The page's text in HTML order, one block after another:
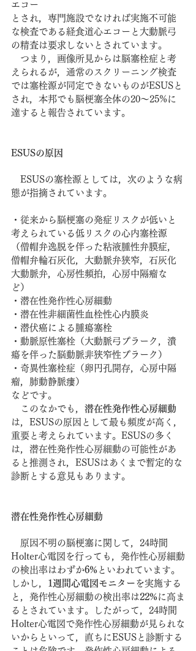
エコー
とされ，専門施設でなければ実施不可能
な検査である経食道心エコーと大動脈弓
の精査は要求しないとされています。
つまり，画像所見からは脳塞栓症と考
えられるが，通常のスクリーニング検査
では塞栓源が同定できないものがESUSと
され，本邦でも脳梗塞全体の20～25%に
達すると報告されています。
ESUSの原因
ESUSの塞栓源としては，次のような病
態が指摘されています。
・従来から脳梗塞の発症リスクが低いと
考えられている低リスクの心内塞栓源
（僧帽弁逸脱を伴った粘液腫性弁膜症，
僧帽弁輪石灰化，大動脈弁狭窄，石灰化
大動脈弁，心房性頻拍，心房中隔瘤な
ど）
・潜在性発作性心房細動
・潜在性非細菌性血栓性心内膜炎
・潜伏癌による腫瘍塞栓
・動脈原性塞栓（大動脈弓プラーク，潰
瘍を伴った脳動脈非狭窄性プラーク）
・奇異性塞栓症（卵円孔開存，心房中隔
瘤，肺動静脈瘻）
などです。
このなかでも， 潜在性発作性心房細動
は，ESUSの原因として最も頻度が高く，
重要と考えられています。ESUSの多く
は，潜在性発作性心房細動の可能性があ
ると推測され，ESUSはあくまで暫定的な
診断とする意見もあります。
潜在性発作性心房細動
原因不明の脳梗塞に関して，24時間
Holter心電図を行っても，発作性心房細動
の検出率はわずか6% といわれています。
しかし， 1週間心電図モニター を実施する
と，発作性心房細動の検出率は22%に高ま
るとされています。したがって，24時間
Holter心電図で発作性心房細動が見られな
いからといって，直ちにESUSと診断する